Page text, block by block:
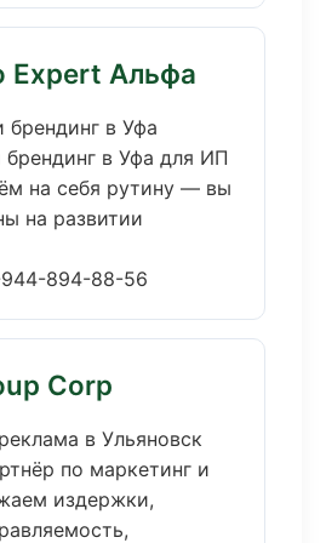
Expert Альфа
брендинг в Уфа
брендинг в Уфа для ИП
на себя рутину — вы
на развитии
894-88-56
Corp
в Ульяновск
по маркетинг и
издержки,